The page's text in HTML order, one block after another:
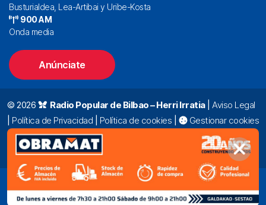
Busturialdea, Lea-Artibai y Uribe-Kosta
900 AM
Onda media
Anúnciate
© 2026 Radio Popular de Bilbao – Herri Irratia| Aviso Legal
Política de Privacidad Política de cookies
Gestionar cookies
Alda. Mazarredo, 47 – 7º 48009 Bilbao |
94 423 92 00
|
oyentes@radiopopular.com